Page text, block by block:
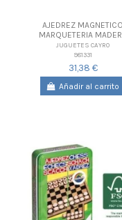
AJEDREZ MAGNETICO
MARQUETERIA
JUGUETES CAYRO
981331
31,38 €
Añadir al carrito